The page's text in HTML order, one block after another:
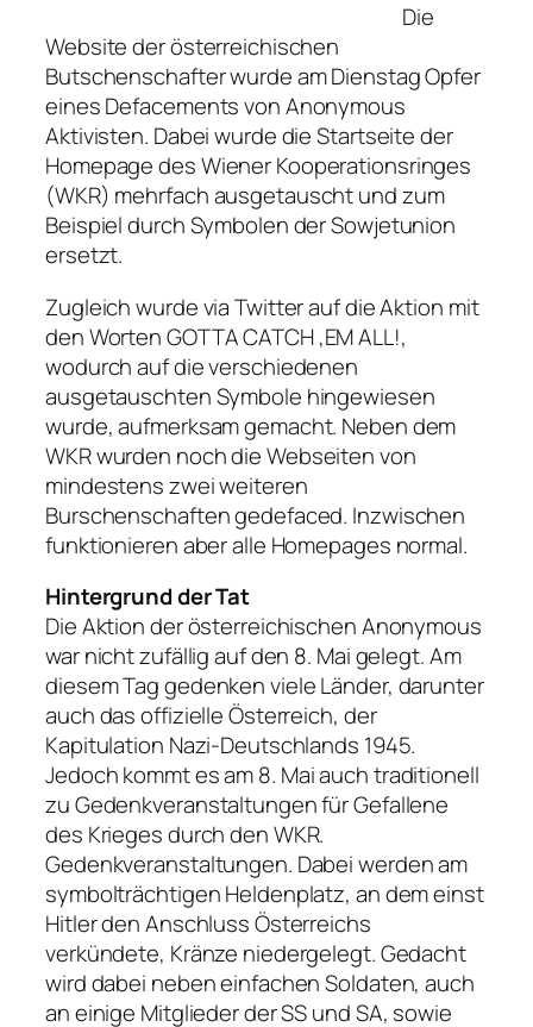
Die
Website der österreichischen
Butschenschafter wurde am Dienstag Opfer
eines Defacements von Anonymous
Aktivisten. Dabei wurde die Startseite der
Homepage des Wiener Kooperationsringes
(WKR) mehrfach ausgetauscht und zum
Beispiel durch Symbolen der Sowjetunion
ersetzt.
Zugleich wurde via Twitter auf die Aktion mit
den Worten GOTTA CATCH ‚EM ALL!,
wodurch auf die verschiedenen
ausgetauschten Symbole hingewiesen
wurde, aufmerksam gemacht. Neben dem
WKR wurden noch die Webseiten von
mindestens zwei weiteren
Burschenschaften gedefaced. Inzwischen
funktionieren aber alle Homepages normal.
Hintergrund der Tat
Die Aktion der österreichischen Anonymous
war nicht zufällig auf den 8. Mai gelegt. Am
diesem Tag gedenken viele Länder, darunter
auch das offizielle Österreich, der
Kapitulation Nazi-Deutschlands 1945.
Jedoch kommt es am 8. Mai auch traditionell
zu Gedenkveranstaltungen für Gefallene
des Krieges durch den WKR.
Gedenkveranstaltungen. Dabei werden am
symbolträchtigen Heldenplatz, an dem einst
Hitler den Anschluss Österreichs
verkündete, Kränze niedergelegt. Gedacht
wird dabei neben einfachen Soldaten, auch
an einige Mitglieder der SS und SA, sowie